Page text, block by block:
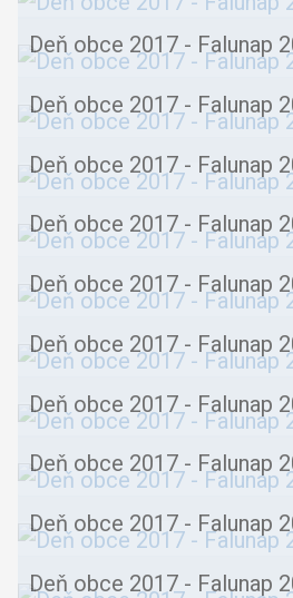
Deň obce 2017 - Falunap
Deň obce 2017 - Falunap
Deň obce 2017 - Falunap
Deň obce 2017 - Falunap
Deň obce 2017 - Falunap
Deň obce 2017 - Falunap
Deň obce 2017 - Falunap
Deň obce 2017 - Falunap
Deň obce 2017 - Falunap
Deň obce 2017 - Falunap